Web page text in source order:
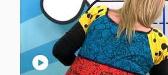
play_circle